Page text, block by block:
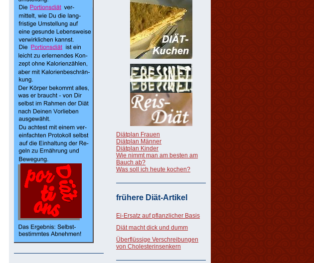
Diätplan Frauen
Diätplan Männer
Diätplan Kinder
Wie nimmt man am besten am
Bauch ab?
Was soll ich heute kochen?
frühere Diät-Artikel
Ei-Ersatz auf pflanzlicher Basis
Diät macht dick und dumm
Überflüssige Verschreibungen
von Cholesterinsenkern